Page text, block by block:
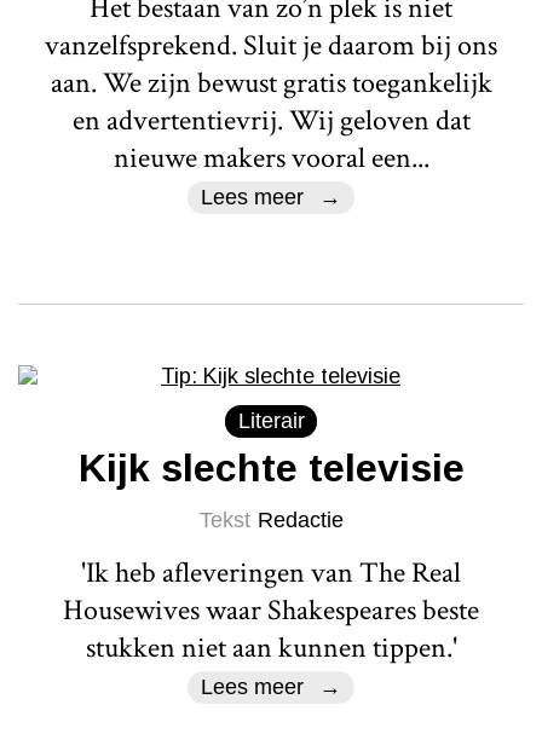
Het bestaan van zo’n plek is niet
vanzelfsprekend. Sluit je daarom bij ons
aan. We zijn bewust gratis toegankelijk
en advertentievrij. Wij geloven dat
nieuwe makers vooral een...
Lees meer
Literair
Kijk slechte televisie
Tekst Redactie
'Ik heb afleveringen van The Real
Housewives waar Shakespeares beste
stukken niet aan kunnen tippen.'
Lees meer